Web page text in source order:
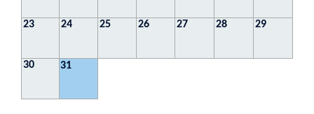
23 24 25 26 27 28 29
30 31